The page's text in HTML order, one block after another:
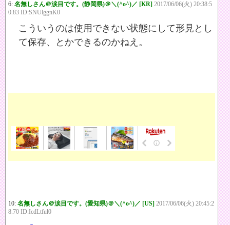
6: 名無しさん＠涙目です。(静岡県)＠＼(^o^)／ [KR] 2017/06/06(火) 20:38:5
0.83 ID:SNUlggnK0
こういうのは使用できない状態にして形見とし
て保存、とかできるのかねえ。
10: 名無しさん＠涙目です。(愛知県)＠＼(^o^)／ [US] 2017/06/06(火) 20:45:2
8.70 ID:IcdLtful0